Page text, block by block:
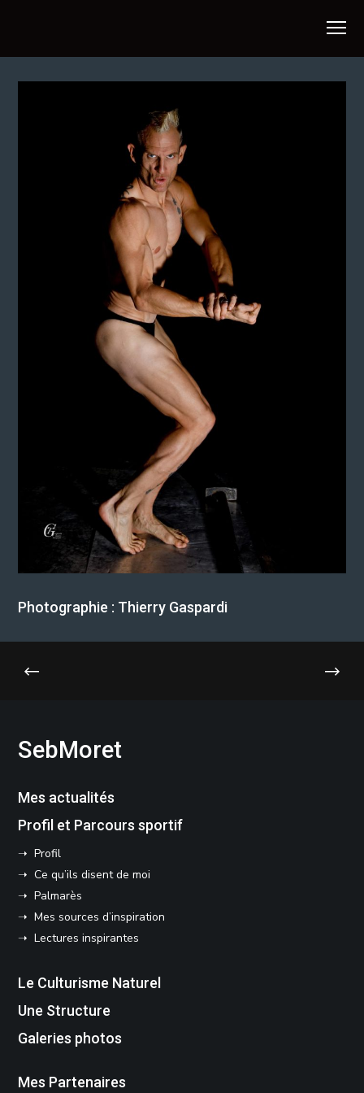
Photographie : Thierry Gaspardi
SebMoret
Mes actualités
Profil et Parcours sportif
➝ Profil
➝ Ce qu’ils disent de moi
➝ Palmarès
➝ Mes sources d’inspiration
➝ Lectures inspirantes
Le Culturisme Naturel
Une Structure
Galeries photos
Mes Partenaires